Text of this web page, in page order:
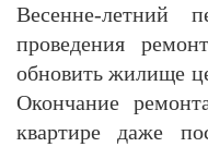
Весенне-летний
проведения
обновить жилище
Окончание
квартире даже